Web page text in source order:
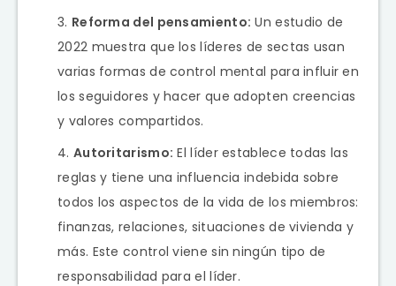
Reforma del pensamiento: Un estudio de
2022 muestra que los líderes de sectas usan
varias formas de control mental para influir en
los seguidores y hacer que adopten creencias
y valores compartidos.
Autoritarismo: El líder establece todas las
reglas y tiene una influencia indebida sobre
todos los aspectos de la vida de los miembros:
finanzas, relaciones, situaciones de vivienda y
más. Este control viene sin ningún tipo de
responsabilidad para el líder.